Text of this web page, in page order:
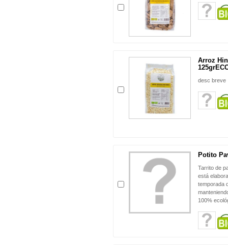
Arroz
desc breve
Potito
Tarrito de
está
temporada
100%